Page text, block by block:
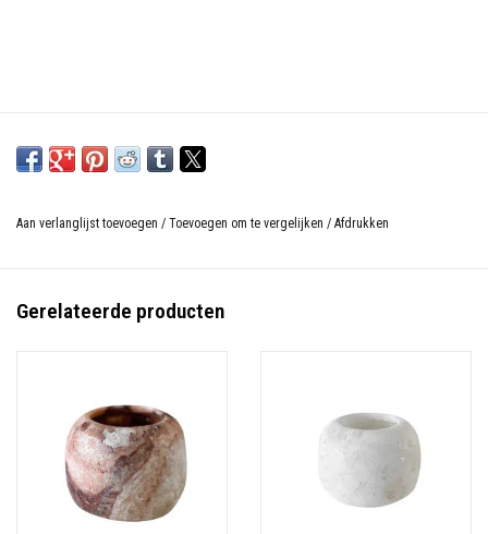
Aan verlanglijst toevoegen / Toevoegen om te vergelijken / Afdrukken
Gerelateerde producten